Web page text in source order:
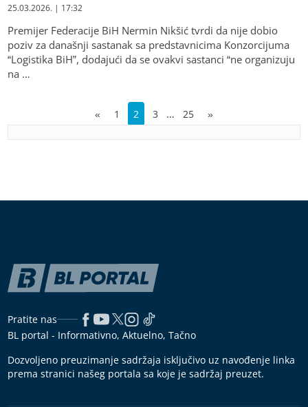
25.03.2026. | 17:32
Premijer Federacije BiH Nermin Nikšić tvrdi da nije dobio
poziv za današnji sastanak sa predstavnicima Konzorcijuma
“Logistika BiH”, dodajući da se ovakvi sastanci “ne organizuju
na …
« 1 2 3 … 25 »
Pratite nas
BL portal - Informativno, Aktuelno, Tačno
Dozvoljeno preuzimanje sadržaja isključivo uz navođenje linka
prema stranici našeg portala sa koje je sadržaj preuzet.